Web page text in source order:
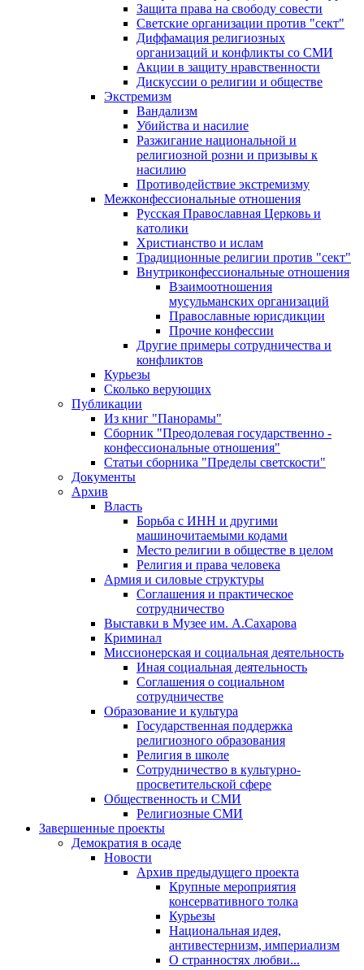
Защита права на свободу совести
Светские организации против "сект"
Диффамация религиозных
организаций и конфликты со СМИ
Акции в защиту нравственности
Дискуссии о религии и обществе
Экстремизм
Вандализм
Убийства и насилие
Разжигание национальной и
религиозной розни и призывы к
насилию
Противодействие экстремизму
Межконфессиональные отношения
Русская Православная Церковь и
католики
Христианство и ислам
Традиционные религии против "сект"
Внутриконфессиональные отношения
Взаимоотношения
мусульманских организаций
Православные юрисдикции
Прочие конфессии
Другие примеры сотрудничества и
конфликтов
Курьезы
Сколько верующих
Публикации
Из книг "Панорамы"
Сборник "Преодолевая государственно -
конфессиональные отношения"
Статьи сборника "Пределы светскости"
Документы
Архив
Власть
Борьба с ИНН и другими
машиночитаемыми кодами
Место религии в обществе в целом
Религия и права человека
Армия и силовые структуры
Соглашения и практическое
сотрудничество
Выставки в Музее им. А.Сахарова
Криминал
Миссионерская и социальная деятельность
Иная социальная деятельность
Соглашения о социальном
сотрудничестве
Образование и культура
Государственная поддержка
религиозного образования
Религия в школе
Сотрудничество в культурно-
просветительской сфере
Общественность и СМИ
Религиозные СМИ
Завершенные проекты
Демократия в осаде
Новости
Архив предыдущего проекта
Крупные мероприятия
консервативного толка
Курьезы
Национальная идея,
антивестернизм, империализм
О странностях любви...